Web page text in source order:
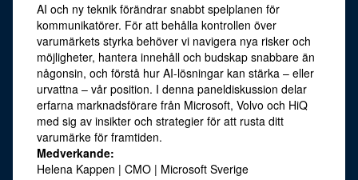
AI och ny teknik förändrar snabbt spelplanen för
kommunikatörer. För att behålla kontrollen över
varumärkets styrka behöver vi navigera nya risker och
möjligheter, hantera innehåll och budskap snabbare än
någonsin, och förstå hur AI-lösningar kan stärka – eller
urvattna – vår position. I denna paneldiskussion delar
erfarna marknadsförare från Microsoft, Volvo och HiQ
med sig av insikter och strategier för att rusta ditt
varumärke för framtiden.
Medverkande:
Helena Kappen | CMO | Microsoft Sverige